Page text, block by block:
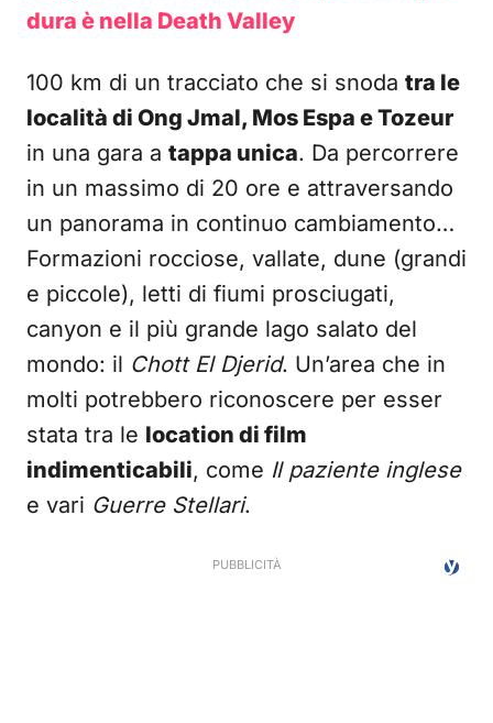
dura è nella Death Valley
100 km di un tracciato che si snoda tra le
località di Ong Jmal, Mos Espa e Tozeur
in una gara a tappa unica. Da percorrere
in un massimo di 20 ore e attraversando
un panorama in continuo cambiamento…
Formazioni rocciose, vallate, dune (grandi
e piccole), letti di fiumi prosciugati,
canyon e il più grande lago salato del
mondo: il Chott El Djerid. Un’area che in
molti potrebbero riconoscere per esser
stata tra le location di film
indimenticabili, come Il paziente inglese
e vari Guerre Stellari.